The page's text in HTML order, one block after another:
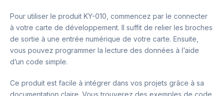
Pour utiliser le produit KY-010, commencez par le connecter
à votre carte de développement. Il suffit de relier les broches
de sortie à une entrée numérique de votre carte. Ensuite,
vous pouvez programmer la lecture des données à l’aide
d’un code simple.
Ce produit est facile à intégrer dans vos projets grâce à sa
documentation claire. Vous trouverez des exemples de code